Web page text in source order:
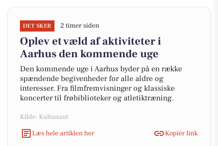
DET SKER 2 timer siden
Oplev et væld af aktiviteter i
Aarhus den kommende uge
Den kommende uge i Aarhus byder på en række
spændende begivenheder for alle aldre og
interesser. Fra filmfremvisninger og klassiske
koncerter til frøbiblioteker og atletiktræning.
Kilde: Kultunaut
Læs hele artiklen her
Kopiér link